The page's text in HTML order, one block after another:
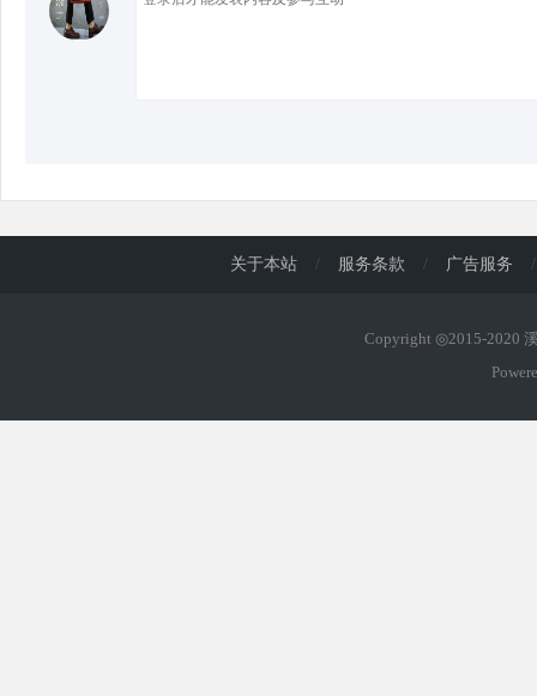
关于本站 / 服务条款 / 广告服务 /
Copyright ◎2015-2020